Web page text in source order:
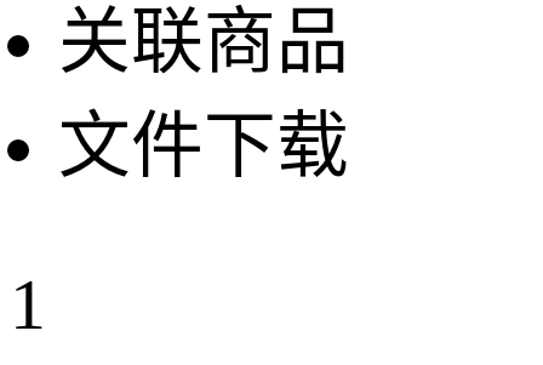
关联商品
文件下载
1